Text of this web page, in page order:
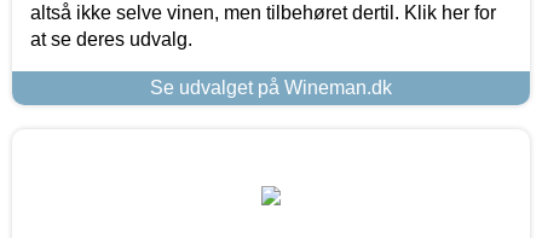
altså ikke selve vinen, men tilbehøret dertil. Klik her for
at se deres udvalg.
Se udvalget på Wineman.dk